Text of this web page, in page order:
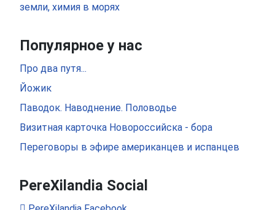
земли, химия в морях
Популярное у нас
Про два путя...
Йожик
Паводок. Наводнение. Половодье
Визитная карточка Новороссийска - бора
Переговоры в эфире американцев и испанцев
PereXilandia Social